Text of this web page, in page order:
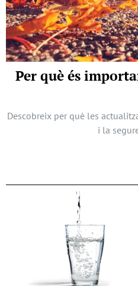
Per què és
Descobreix per què les
i la